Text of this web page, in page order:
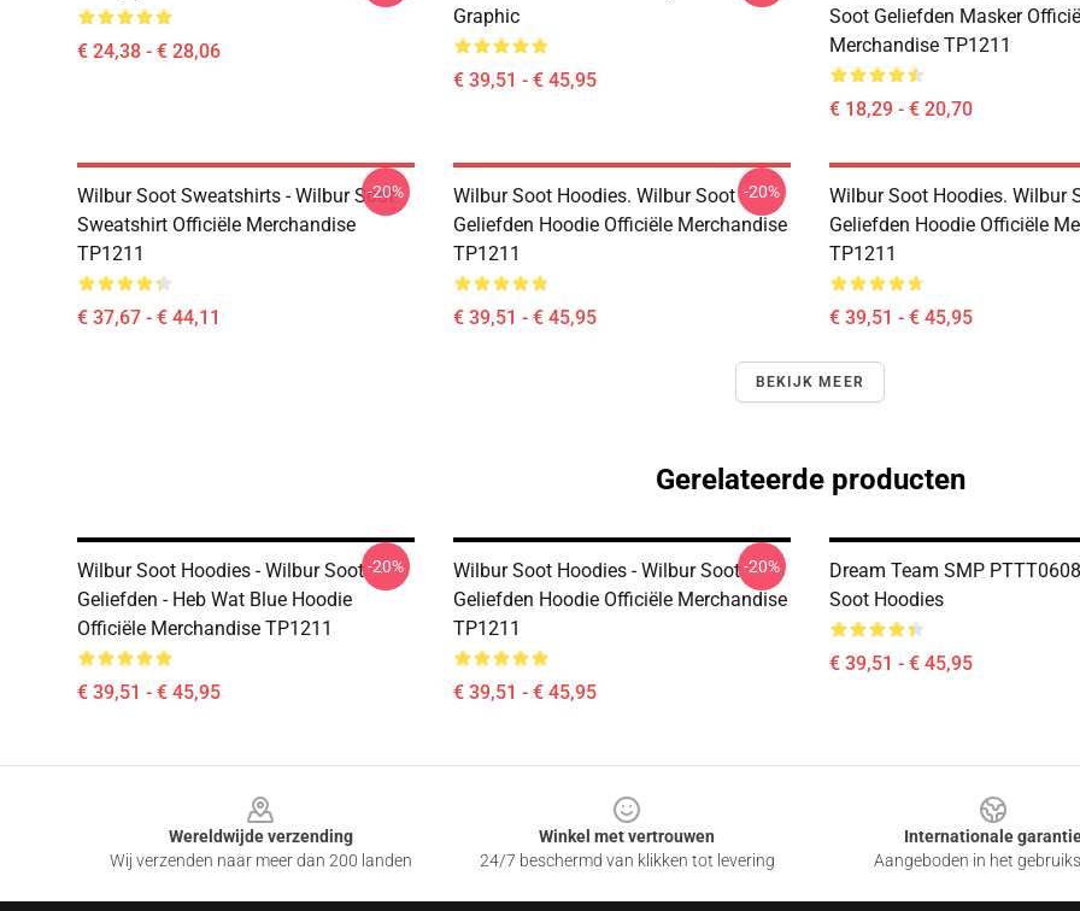
€ 24,38 - € 28,06
Graphic
€ 39,51 - € 45,95
Soot Geliefden Masker
Merchandise TP1211
€ 18,29 - € 20,70
Wilbur Soot Sweatshirts - Wilbur Soot
Sweatshirt Officiële Merchandise
TP1211
€ 37,67 - € 44,11
-20%
Wilbur Soot Hoodies. Wilbur Soot
Geliefden Hoodie Officiële Merchandise
TP1211
€ 39,51 - € 45,95
-20%
Wilbur Soot Hoodies. Wilbur
Geliefden Hoodie Officiële
TP1211
€ 39,51 - € 45,95
BEKIJK MEER
Gerelateerde producten
Wilbur Soot Hoodies - Wilbur Soot
Geliefden - Heb Wat Blue Hoodie
Officiële Merchandise TP1211
€ 39,51 - € 45,95
-20%
Wilbur Soot Hoodies - Wilbur Soot
Geliefden Hoodie Officiële Merchandise
TP1211
€ 39,51 - € 45,95
-20%
Dream Team SMP
Soot Hoodies
€ 39,51 - € 45,95
Wereldwijde verzending
Wij verzenden naar meer dan 200 landen
Winkel met vertrouwen
24/7 beschermd van klikken tot levering
Internationale
Aangeboden in het